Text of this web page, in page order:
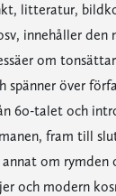
litteratur,
innehåller den
om
spänner över
60-talet och
fram till
om rymden
och modern